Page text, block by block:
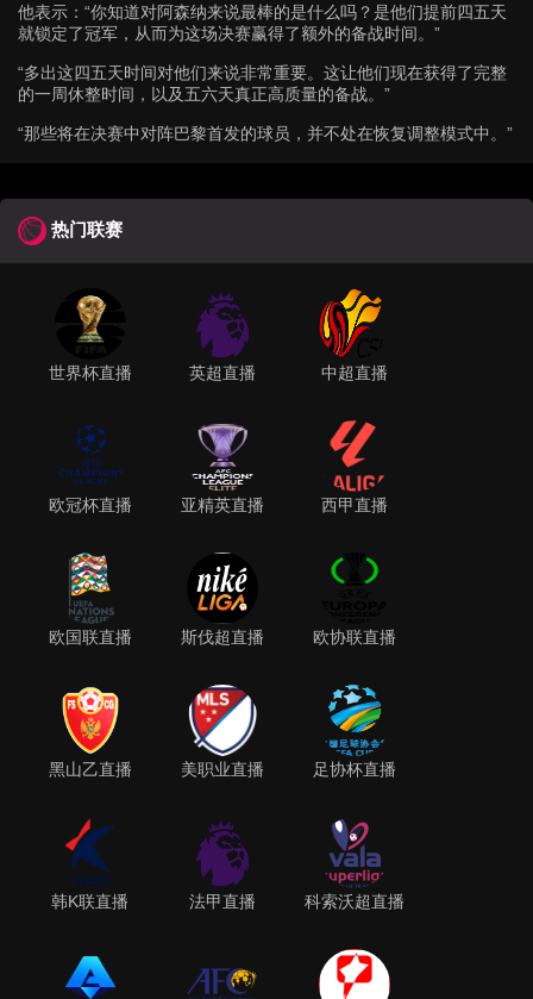
他表示：“你知道对阿森纳来说最棒的是什么吗？是他们提前四五天
就锁定了冠军，从而为这场决赛赢得了额外的备战时间。”
“多出这四五天时间对他们来说非常重要。这让他们现在获得了完整
的一周休整时间，以及五六天真正高质量的备战。”
“那些将在决赛中对阵巴黎首发的球员，并不处在恢复调整模式中。”
热门联赛
世界杯直播 英超直播 中超直播
欧冠杯直播 亚精英直播 西甲直播
欧国联直播 斯伐超直播 欧协联直播
黑山乙直播 美职业直播 足协杯直播
韩K联直播 法甲直播 科索沃超直播